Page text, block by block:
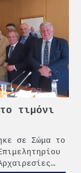
τιμόνι
σε Σώμα το
για την
και τη